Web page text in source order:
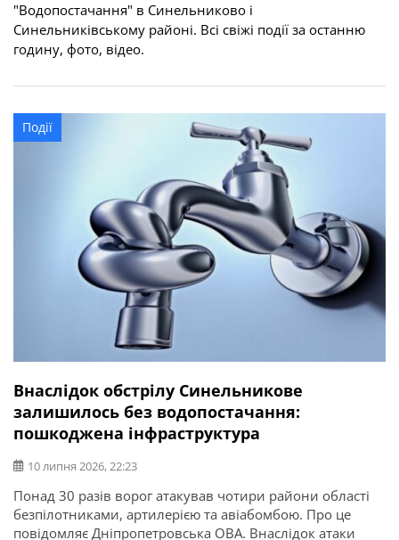
"Водопостачання" в Синельниково і
Синельниківському районі. Всі свіжі події за останню
годину, фото, відео.
Події
Внаслідок обстрілу Синельникове
залишилось без водопостачання:
пошкоджена інфраструктура
10 липня 2026, 22:23
Понад 30 разів ворог атакував чотири райони області
безпілотниками, артилерією та авіабомбою. Про це
повідомляє Дніпропетровська ОВА. Внаслідок атаки